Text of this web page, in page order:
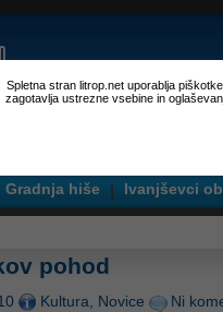
Spletna stran litrop.net uporablja
zagotavlja ustrezne vsebine in
Gradnja hiše Ivanjševci
pohod
Kultura, Novice Ni